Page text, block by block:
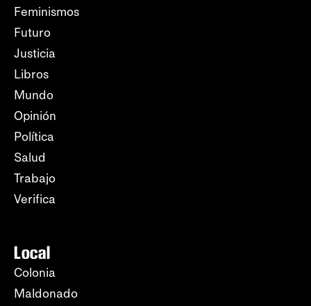
Feminismos
Futuro
Justicia
Libros
Mundo
Opinión
Política
Salud
Trabajo
Verifica
Local
Colonia
Maldonado